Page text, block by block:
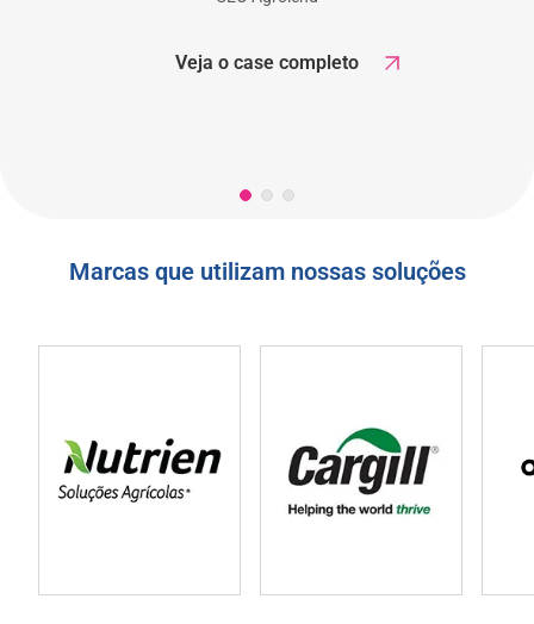
Veja o case completo
Marcas que utilizam nossas soluções